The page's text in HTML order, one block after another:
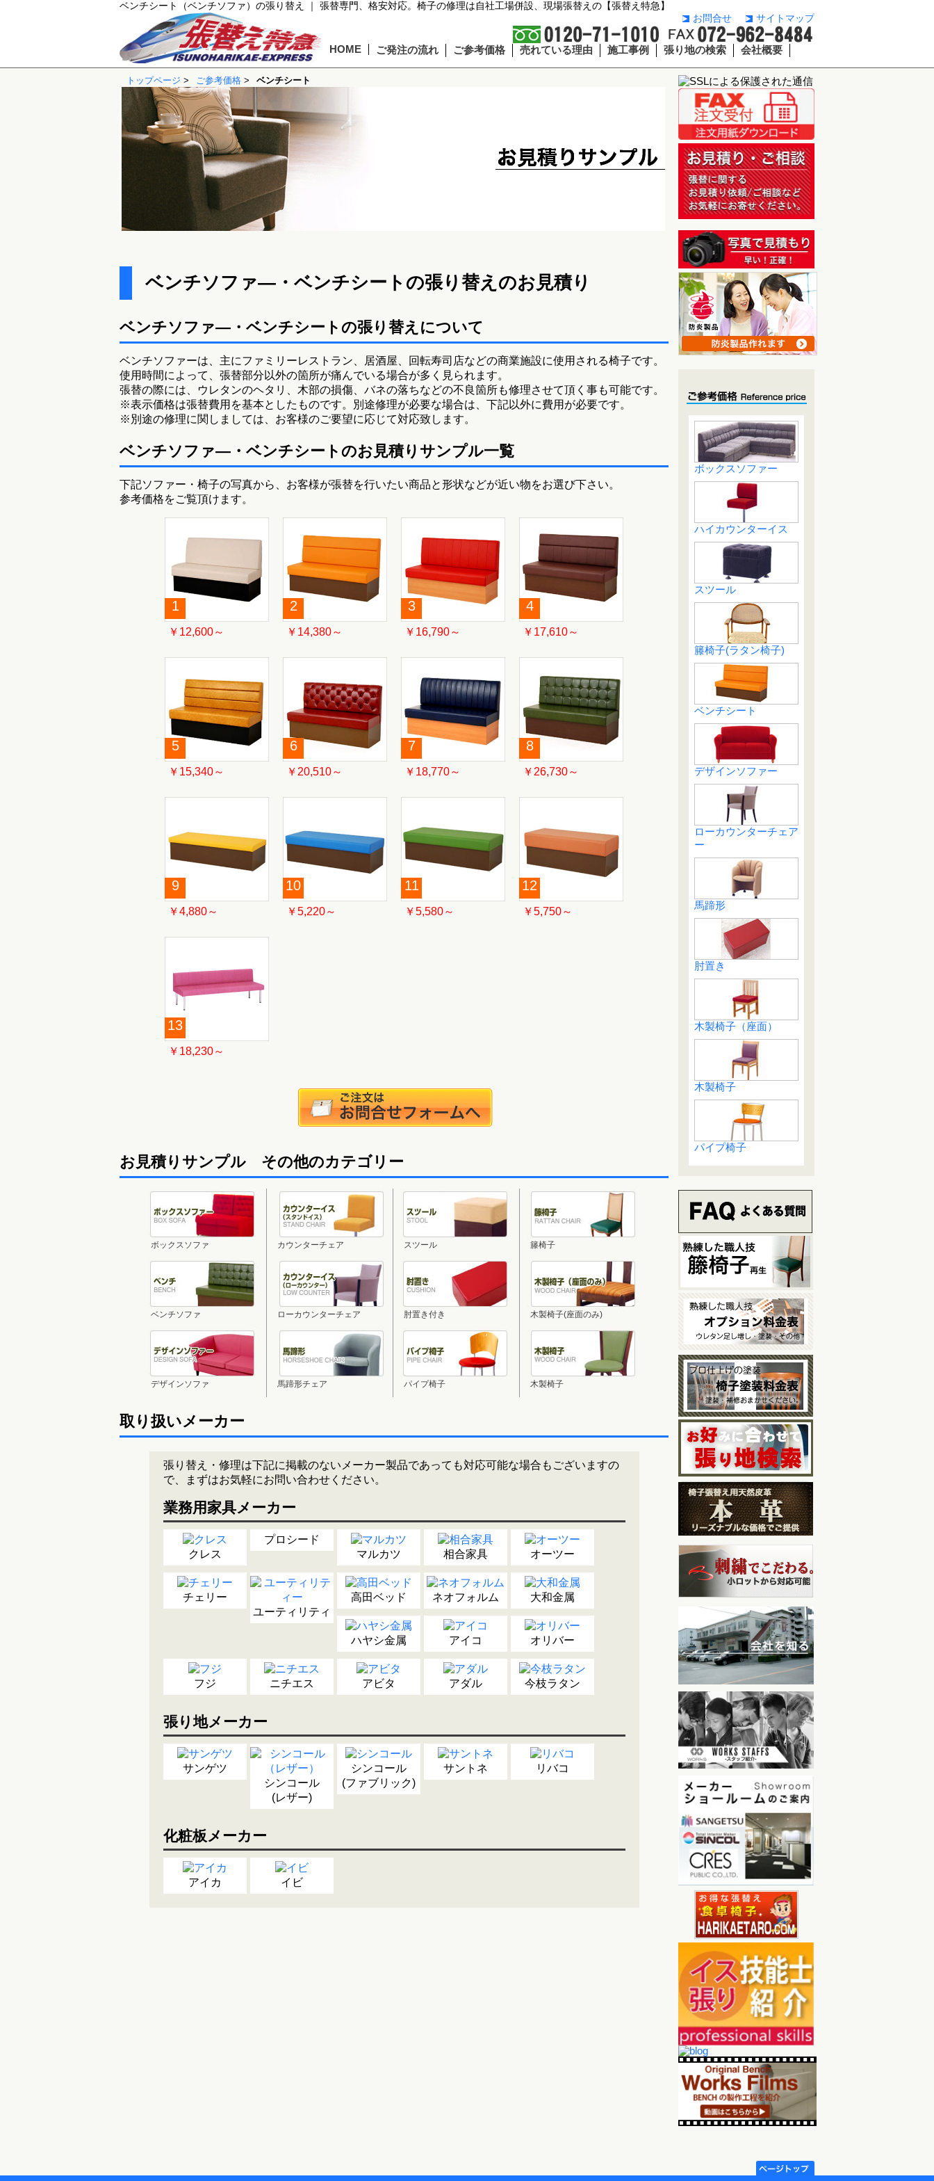
ベンチシート（ベンチソファ）の張り替え ｜ 張替専門、格安対応。椅子の修理は自社工場併設、現場張替えの【張替え特急】
お問合せ
サイトマップ
HOME ご発注の流れ ご参考価格 売れている理由 施工事例 張り地の検索 会社概要
ボックスソファー
ハイカウンターイス
スツール
籐椅子(ラタン椅子)
ベンチシート
デザインソファー
ローカウンターチェア
ー
馬蹄形
肘置き
木製椅子（座面）
木製椅子
パイプ椅子
トップページ > ご参考価格 > ベンチシート
ベンチソファ―・ベンチシートの張り替えのお見積り
ベンチソファ―・ベンチシートの張り替えについて
ベンチソファーは、主にファミリーレストラン、居酒屋、回転寿司店などの商業施設に使用される椅子です。
使用時間によって、張替部分以外の箇所が痛んでいる場合が多く見られます。
張替の際には、ウレタンのヘタリ、木部の損傷、バネの落ちなどの不良箇所も修理させて頂く事も可能です。
※表示価格は張替費用を基本としたものです。別途修理が必要な場合は、下記以外に費用が必要です。
※別途の修理に関しましては、お客様のご要望に応じて対応致します。
ベンチソファ―・ベンチシートのお見積りサンプル一覧
下記ソファー・椅子の写真から、お客様が張替を行いたい商品と形状などが近い物をお選び下さい。
参考価格をご覧頂けます。
1
￥12,600～
2
￥14,380～
3
￥16,790～
4
￥17,610～
5
￥15,340～
6
￥20,510～
7
￥18,770～
8
￥26,730～
9
￥4,880～
10
￥5,220～
11
￥5,580～
12
￥5,750～
13
￥18,230～
お見積りサンプル その他のカテゴリー
ボックスソファ
ベンチソファ
デザインソファ
カウンターチェア
ローカウンターチェア
馬蹄形チェア
スツール
肘置き付き
パイプ椅子
籐椅子
木製椅子(座面のみ)
木製椅子
取り扱いメーカー
張り替え・修理は下記に掲載のないメーカー製品であっても対応可能な場合もございますの
で、まずはお気軽にお問い合わせください。
業務用家具メーカー
クレス
プロシード
マルカツ
相合家具 オーツー
チェリー
ユーティリティ
高田ベッド ネオフォルム 大和金属
ハヤシ金属 アイコ オリバー
フジ ニチエス アビタ アダル 今枝ラタン
張り地メーカー
サンゲツ
シンコール
(レザー)
シンコール
(ファブリック)
サントネ リバコ
化粧板メーカー
アイカ イビ